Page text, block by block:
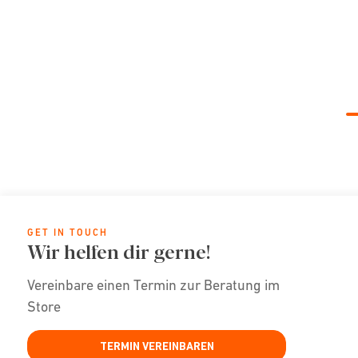
GET IN TOUCH
Wir helfen dir gerne!
Vereinbare einen Termin zur Beratung im
Store
TERMIN VEREINBAREN